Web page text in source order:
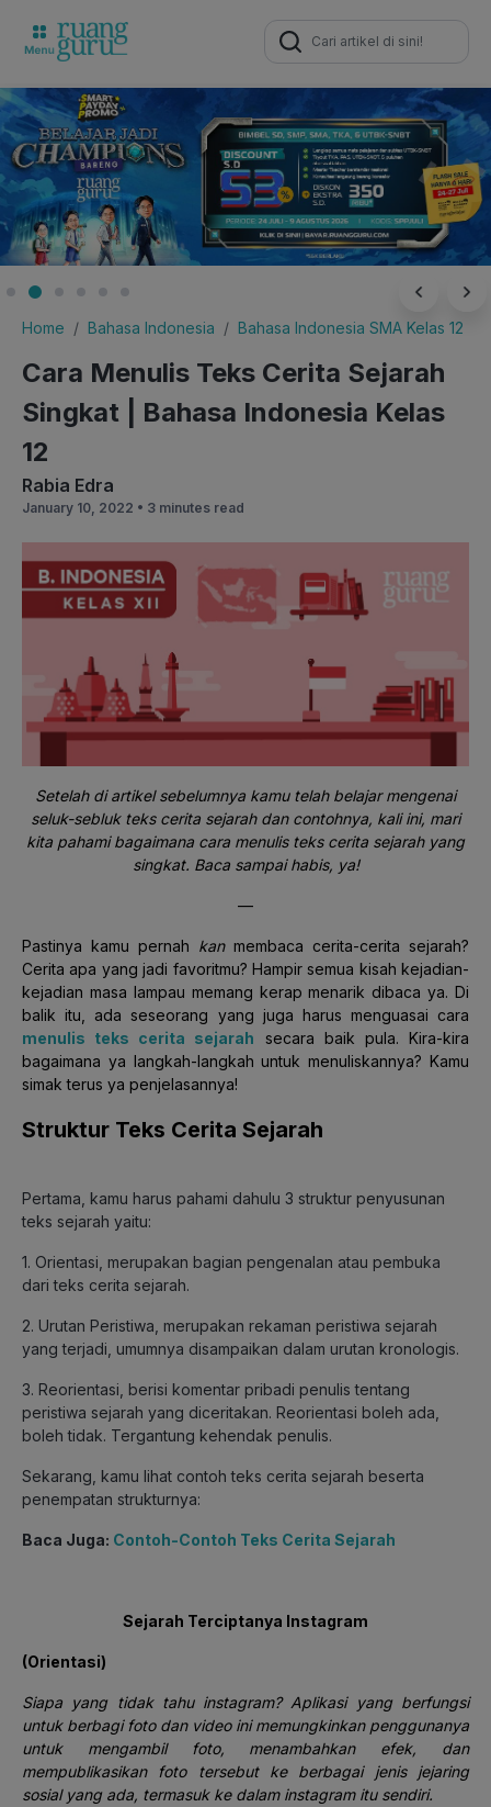
Search
for:
Home Bahasa Indonesia Bahasa Indonesia SMA Kelas 12
Cara Menulis Teks Cerita Sejarah
Singkat | Bahasa Indonesia Kelas
12
Rabia Edra
January 10, 2022 • 3 minutes read
Setelah di artikel sebelumnya kamu telah belajar mengenai
seluk-sebluk teks cerita sejarah dan contohnya, kali ini, mari
kita pahami bagaimana cara menulis teks cerita sejarah yang
singkat. Baca sampai habis, ya!
—
Pastinya kamu pernah kan membaca cerita-cerita sejarah?
Cerita apa yang jadi favoritmu? Hampir semua kisah kejadian-
kejadian masa lampau memang kerap menarik dibaca ya. Di
balik itu, ada seseorang yang juga harus menguasai cara
menulis teks cerita sejarah
secara baik pula. Kira-kira
bagaimana ya langkah-langkah untuk menuliskannya? Kamu
simak terus ya penjelasannya!
Struktur Teks Cerita Sejarah
Pertama, kamu harus pahami dahulu 3 struktur penyusunan
teks sejarah yaitu:
1. Orientasi, merupakan bagian pengenalan atau pembuka
dari teks cerita sejarah.
2. Urutan Peristiwa, merupakan rekaman peristiwa sejarah
yang terjadi, umumnya disampaikan dalam urutan kronologis.
3. Reorientasi, berisi komentar pribadi penulis tentang
peristiwa sejarah yang diceritakan. Reorientasi boleh ada,
boleh tidak. Tergantung kehendak penulis.
Sekarang, kamu lihat contoh teks cerita sejarah beserta
penempatan strukturnya:
Baca Juga: Contoh-Contoh Teks Cerita Sejarah
Sejarah Terciptanya Instagram
(Orientasi)
Siapa yang tidak tahu instagram? Aplikasi yang berfungsi
untuk berbagi foto dan video ini memungkinkan penggunanya
untuk mengambil foto, menambahkan efek, dan
mempublikasikan foto tersebut ke berbagai jenis jejaring
sosial yang ada, termasuk ke dalam instagram itu sendiri.